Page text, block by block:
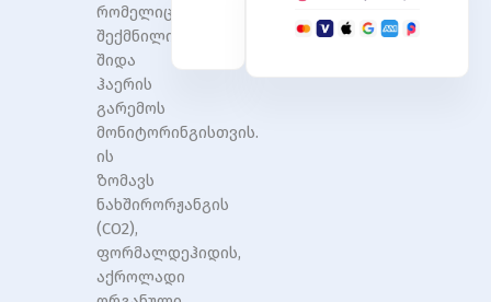
რომელიც
შექმნილია
შიდა
ჰაერის
გარემოს
მონიტორინგისთვის.
ის
ზომავს
ნახშირორჟანგის
(CO2),
ფორმალდეჰიდის,
აქროლადი
Meter
Box
Meter